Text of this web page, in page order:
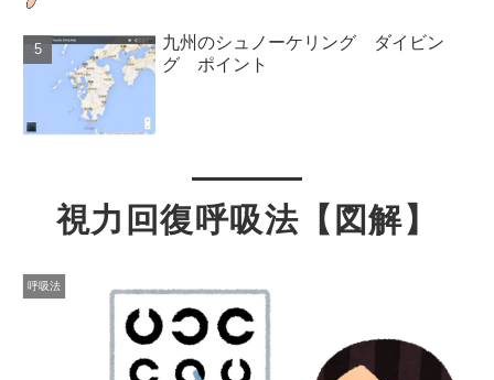
九州のシュノーケリング ダイビン
グ ポイント
視力回復呼吸法【図解】
呼吸法